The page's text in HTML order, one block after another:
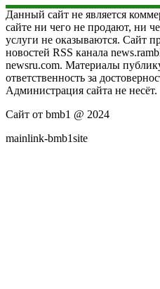
Данный сайт не является
сайте ни чего не продают, ни
услуги не оказываются. Сайт
новостей RSS канала
newsru.com. Материалы
ответственность за
Администрация сайта не несёт.
Сайт от bmb1 @ 2024
mainlink-bmb1site